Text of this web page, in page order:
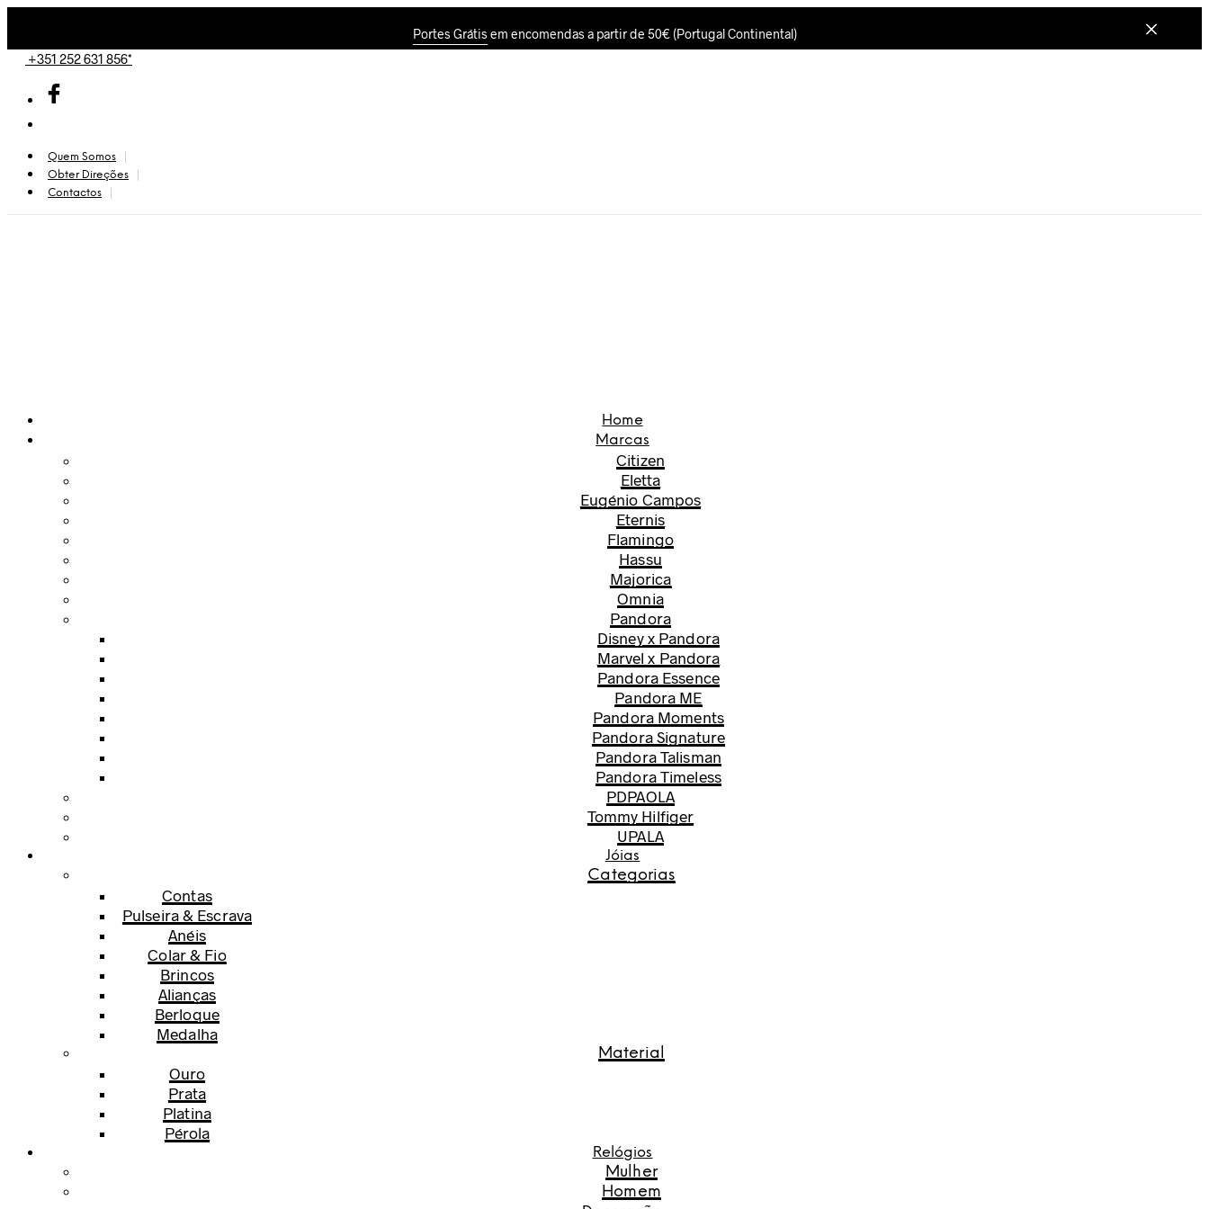
Portes Grátisem encomendas a partir de 50€ (Portugal Continental)
+351 252 631 856*
Quem Somos
Obter Direções
Contactos
Home
Marcas
Citizen
Eletta
Eugénio Campos
Eternis
Flamingo
Hassu
Majorica
Omnia
Pandora
Disney x Pandora
Marvel x Pandora
Pandora Essence
Pandora ME
Pandora Moments
Pandora Signature
Pandora Talisman
Pandora Timeless
PDPAOLA
Tommy Hilfiger
UPALA
Jóias
Categorias
Contas
Pulseira & Escrava
Anéis
Colar & Fio
Brincos
Alianças
Berloque
Medalha
Material
Ouro
Prata
Platina
Pérola
Relógios
Mulher
Homem